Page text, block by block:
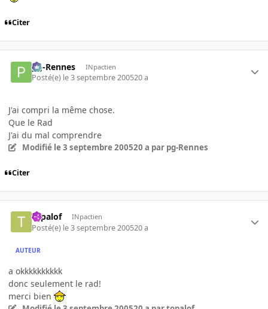
Citer
pg-Rennes INpactien
Posté(e) le 3 septembre 200520 a
J'ai compri la même chose.
Que le Rad
J'ai du mal comprendre
Modifié le 3 septembre 200520 a par pg-Rennes
Citer
topalof INpactien
Posté(e) le 3 septembre 200520 a
AUTEUR
a okkkkkkkkkk
donc seulement le rad!
merci bien